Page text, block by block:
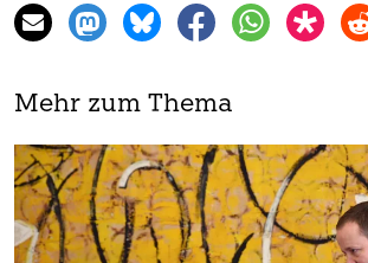
Mehr zum Thema